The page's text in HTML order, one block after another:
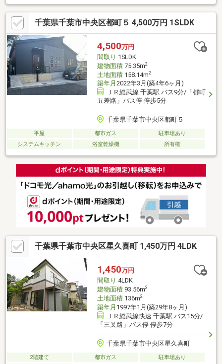
千葉県千葉市中央区都町５ 4,500万円 1SLDK
4,500万円
間取り 1SLDK
建物面積75.35m2
土地面積158.14m2
築年月 2022年3月(築4年6ヶ月)
ＪＲ総武線 千葉駅 バス9分/「都町
五差路」バス停 停歩5分
千葉県千葉市中央区都町５
平屋 都市ガス
駐車場あり
システムキッチン
浴室乾燥機 所有権
千葉県千葉市中央区星久喜町 1,450万円 4LDK
1,450万円
間取り 4LDK
建物面積93.56m2
土地面積136m2
築年月 1997年1月(築29年8ヶ月)
ＪＲ総武線快速 千葉駅 バス15分/
「三叉路」バス停 停歩7分
千葉県千葉市中央区星久喜町
2階建て 都市ガス
駐車場あり